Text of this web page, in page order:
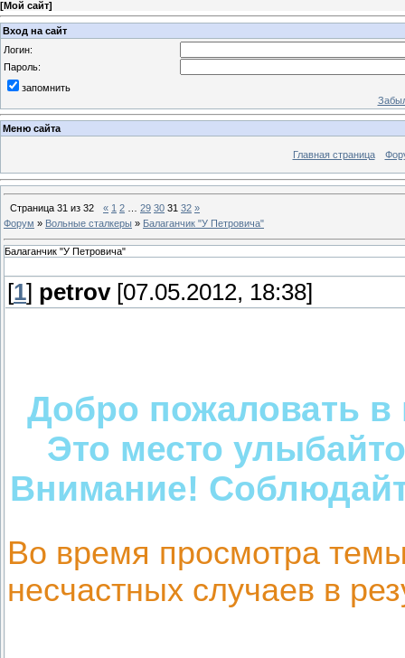
[Мой сайт]
Вход на сайт
Логин:
Пароль:
запомнить
Меню сайта
Главная страница
Страница 31 из 32 « 1 2 29 30 31 32 »
Форум » Вольные сталкеры » Балаганчик "У Петровича"
Балаганчик "У Петровича"
[1] petrov[07.05.2012, 18:38]
Добро пожаловать
Это место
Внимание!
Во время просмотра
несчастных случаев в